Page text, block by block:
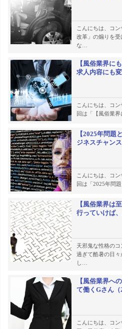
こんにちは、コ
改革」の煽りを
な…
【風俗業界に
求人内容にも
こんにちは、コ
回は「【風俗業
【2025年問題
ジネスチャン
こんにちは、コ
回は「2025年問
【風俗業界は
行っていけば
天邪鬼な性格の
過ぎて酷暑の日
し…
【風俗業界へ
て働くGさん
こんにちは、コ